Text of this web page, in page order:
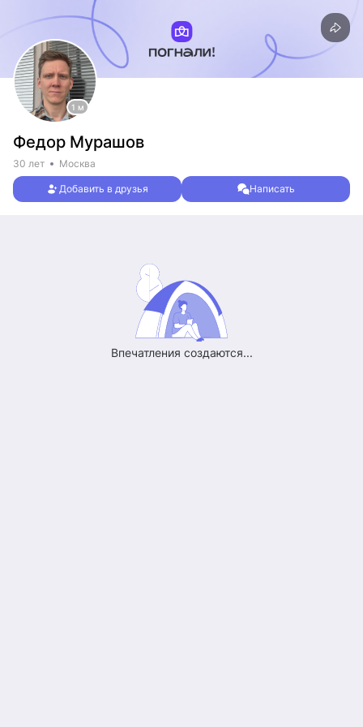
1 м
Федор Мурашов
30 лет Москва
Добавить в друзья Написать
Впечатления создаются...